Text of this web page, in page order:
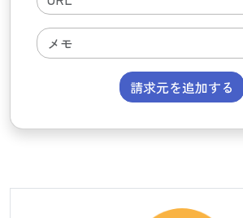
請求元を追加する